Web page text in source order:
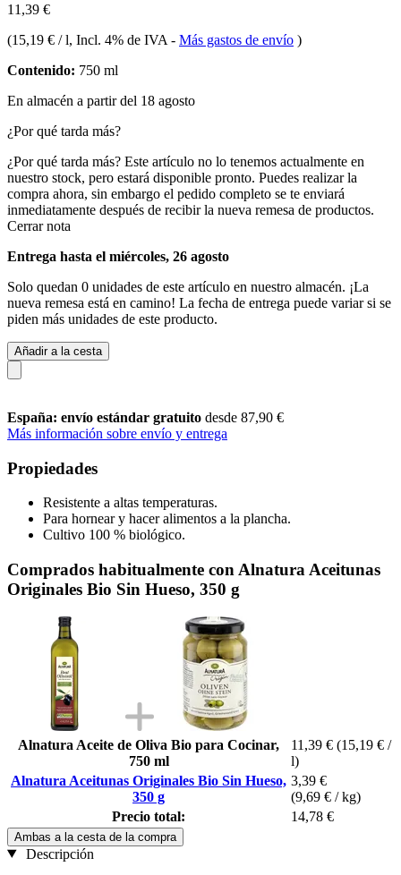
11,39 €
(15,19 € / l, Incl. 4% de IVA - Más gastos de envío )
Contenido: 750 ml
En almacén a partir del 18 agosto
¿Por qué tarda más?
¿Por qué tarda más? Este artículo no lo tenemos actualmente en
nuestro stock, pero estará disponible pronto. Puedes realizar la
compra ahora, sin embargo el pedido completo se te enviará
inmediatamente después de recibir la nueva remesa de productos.
Cerrar nota
Entrega hasta el miércoles, 26 agosto
Solo quedan 0 unidades de este artículo en nuestro almacén. ¡La
nueva remesa está en camino! La fecha de entrega puede variar si se
piden más unidades de este producto.
Añadir a la cesta
España: envío estándar gratuito desde 87,90 €
Más información sobre envío y entrega
Propiedades
Resistente a altas temperaturas.
Para hornear y hacer alimentos a la plancha.
Cultivo 100 % biológico.
Comprados habitualmente con Alnatura Aceitunas
Originales Bio Sin Hueso, 350 g
Alnatura Aceite de Oliva Bio para Cocinar,
750 ml
11,39 € (15,19 € /
l)
Alnatura Aceitunas Originales Bio Sin Hueso,
350 g
3,39 €
(9,69 € / kg)
Precio total:
14,78 €
Ambas a la cesta de la compra
Descripción